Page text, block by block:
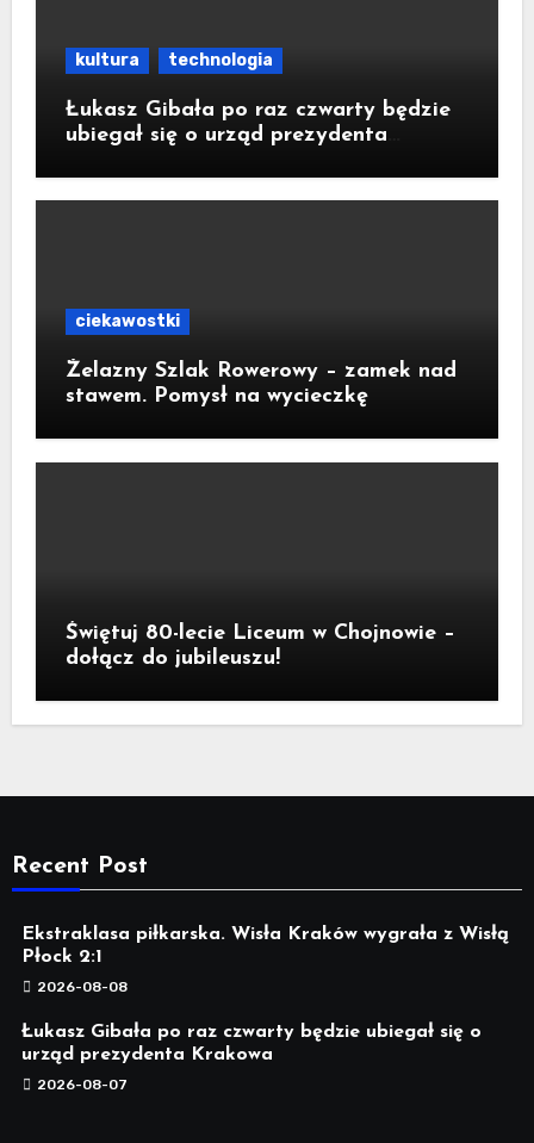
kultura technologia
Łukasz Gibała po raz czwarty będzie
ubiegał się o urząd prezydenta
ciekawostki
Żelazny Szlak Rowerowy – zamek nad
stawem. Pomysł na wycieczkę
Świętuj 80-lecie Liceum w Chojnowie –
dołącz do jubileuszu!
Recent Post
Ekstraklasa piłkarska. Wisła Kraków wygrała z Wisłą
Płock 2:1
2026-08-08
Łukasz Gibała po raz czwarty będzie ubiegał się o
urząd prezydenta Krakowa
2026-08-07